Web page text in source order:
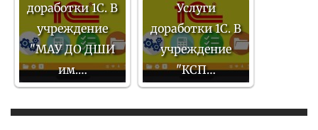
доработки 1С. В
учреждение
"МАУ ДО ДШИ
им.…
Услуги
доработки 1С. В
учреждение
"КСП…